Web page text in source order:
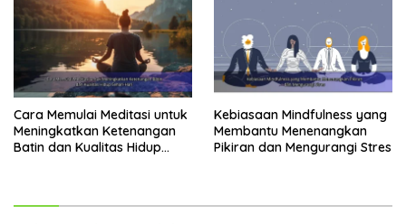
Cara Memulai Meditasi untuk
Meningkatkan Ketenangan
Batin dan Kualitas Hidup
Kebiasaan Mindfulness yang
Membantu Menenangkan
Pikiran dan Mengurangi Stres